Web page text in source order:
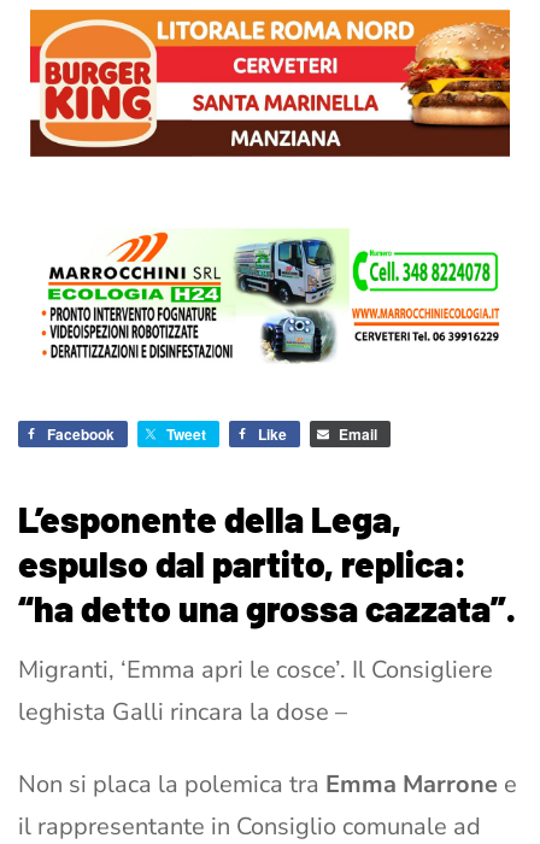
Facebook Tweet Like Email
L’esponente della Lega,
espulso dal partito, replica:
“ha detto una grossa cazzata”.
Migranti, ‘Emma apri le cosce’. Il Consigliere
leghista Galli rincara la dose –
Non si placa la polemica tra Emma Marrone e
il rappresentante in Consiglio comunale ad